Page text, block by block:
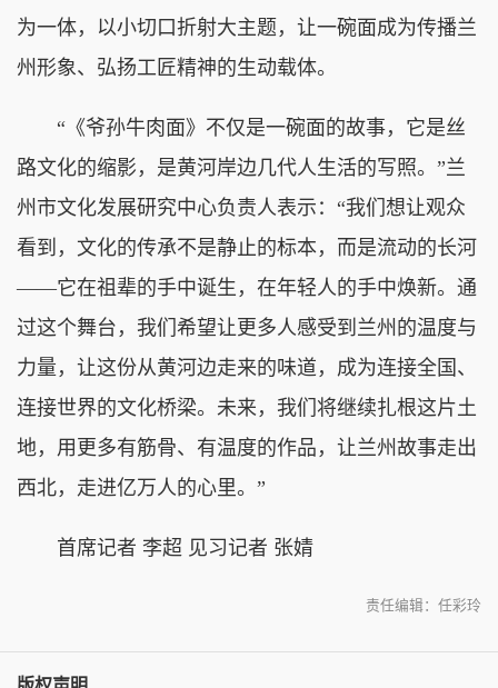
为一体，以小切口折射大主题，让一碗面成为传播兰
州形象、弘扬工匠精神的生动载体。
“《爷孙牛肉面》不仅是一碗面的故事，它是丝
路文化的缩影，是黄河岸边几代人生活的写照。”兰
州市文化发展研究中心负责人表示：“我们想让观众
看到，文化的传承不是静止的标本，而是流动的长河
——它在祖辈的手中诞生，在年轻人的手中焕新。通
过这个舞台，我们希望让更多人感受到兰州的温度与
力量，让这份从黄河边走来的味道，成为连接全国、
连接世界的文化桥梁。未来，我们将继续扎根这片土
地，用更多有筋骨、有温度的作品，让兰州故事走出
西北，走进亿万人的心里。”
首席记者 李超 见习记者 张婧
责任编辑：任彩玲